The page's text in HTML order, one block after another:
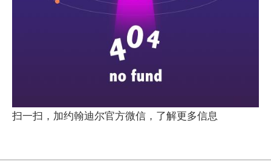
扫一扫，加约翰迪尔官方微信，了解更多信息